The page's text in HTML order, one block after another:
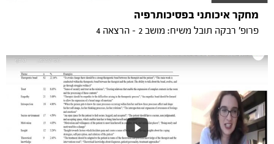
מחקר איכותני בפסיכותרפיה
פרופ' רבקה תובל משיח: מושב 2 - הרצאה 4